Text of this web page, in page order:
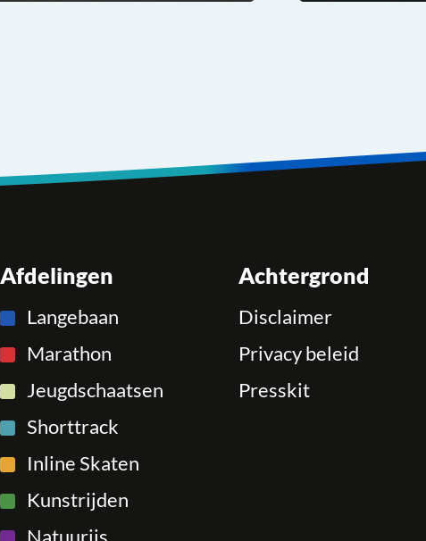
Afdelingen
Langebaan
Marathon
Jeugdschaatsen
Shorttrack
Inline Skaten
Kunstrijden
Natuurijs
Achtergrond
Disclaimer
Privacy beleid
Presskit